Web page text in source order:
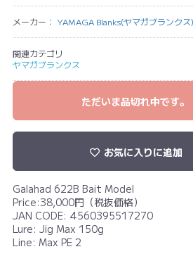
メーカー： YAMAGA Blanks(ヤマガブランクス)
関連カテゴリ
ヤマガブランクス
ただいま品切れ中です。
お気に入りに追加
Galahad 622B Bait Model
Price:38,000円（税抜価格）
JAN CODE: 4560395517270
Lure: Jig Max 150g
Line: Max PE 2